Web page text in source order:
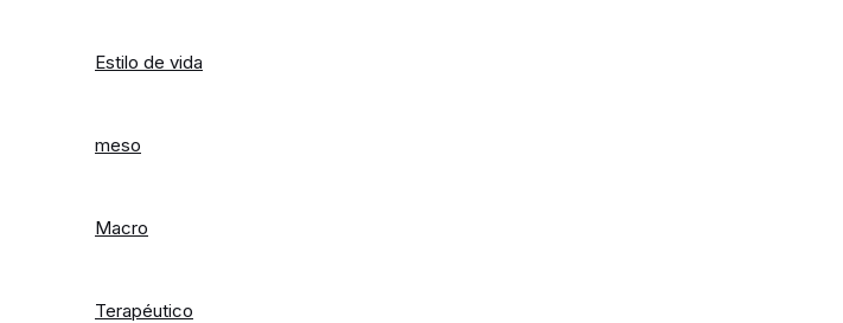
Estilo de vida
meso
Macro
Terapéutico